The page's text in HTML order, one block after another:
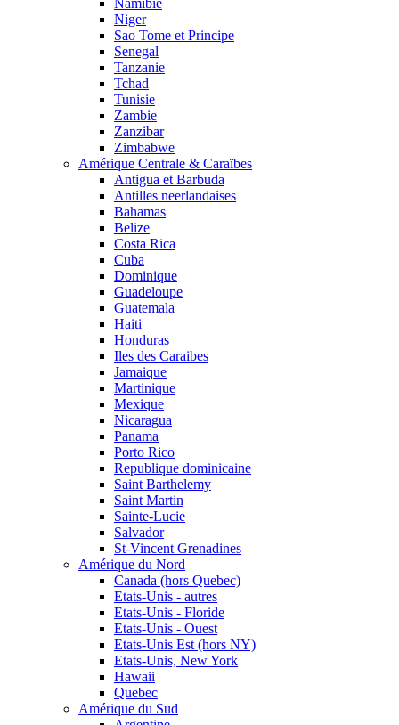
Namibie
Niger
Sao Tome et Principe
Senegal
Tanzanie
Tchad
Tunisie
Zambie
Zanzibar
Zimbabwe
Amérique Centrale & Caraïbes
Antigua et Barbuda
Antilles neerlandaises
Bahamas
Belize
Costa Rica
Cuba
Dominique
Guadeloupe
Guatemala
Haiti
Honduras
Iles des Caraibes
Jamaique
Martinique
Mexique
Nicaragua
Panama
Porto Rico
Republique dominicaine
Saint Barthelemy
Saint Martin
Sainte-Lucie
Salvador
St-Vincent Grenadines
Amérique du Nord
Canada (hors Quebec)
Etats-Unis - autres
Etats-Unis - Floride
Etats-Unis - Ouest
Etats-Unis Est (hors NY)
Etats-Unis, New York
Hawaii
Quebec
Amérique du Sud